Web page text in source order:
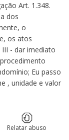
Art. 1.348.
dos
o
os atos
- dar imediato
Eu passo
, unidade e valor
Relatar abuso